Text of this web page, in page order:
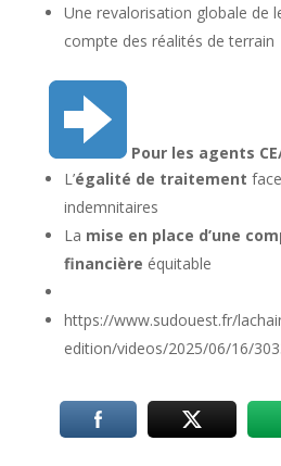
Une revalorisation globale de
compte des réalités de terrain
Pour les agents
L’égalité de traitement
indemnitaires
La mise en place d’une
financière équitable
https://www.sudouest.fr/
edition/videos/2025/06/16/